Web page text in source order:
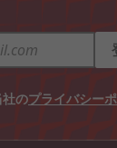
のプライバシー